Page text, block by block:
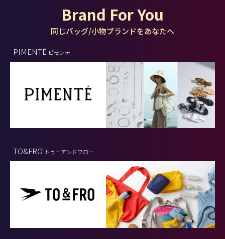
Brand For You
同じバッグ/小物ブランドをあなたへ
PIMENTÉ ピモンテ
TO&FRO トゥーアンドフロー